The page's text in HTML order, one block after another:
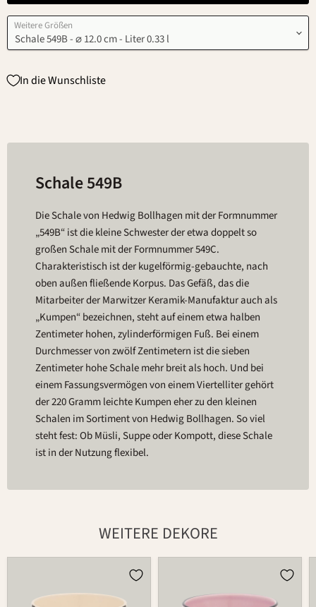
Weitere Größen
In die Wunschliste
Schale 549B
Die Schale von Hedwig Bollhagen mit der Formnummer
„549B“ ist die kleine Schwester der etwa doppelt so
großen Schale mit der Formnummer 549C.
Charakteristisch ist der kugelförmig-gebauchte, nach
oben außen fließende Korpus. Das Gefäß, das die
Mitarbeiter der Marwitzer Keramik-Manufaktur auch als
„Kumpen“ bezeichnen, steht auf einem etwa halben
Zentimeter hohen, zylinderförmigen Fuß. Bei einem
Durchmesser von zwölf Zentimetern ist die sieben
Zentimeter hohe Schale mehr breit als hoch. Und bei
einem Fassungsvermögen von einem Viertelliter gehört
der 220 Gramm leichte Kumpen eher zu den kleinen
Schalen im Sortiment von Hedwig Bollhagen. So viel
steht fest: Ob Müsli, Suppe oder Kompott, diese Schale
ist in der Nutzung flexibel.
WEITERE DEKORE